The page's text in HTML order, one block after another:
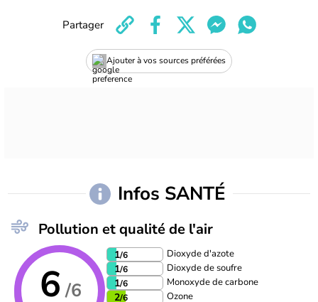
Ajouter à vos sources préférées
Partager
Infos SANTÉ
Pollution et qualité de l'air
6 /6
1/6 Dioxyde d'azote
1/6 Dioxyde de soufre
1/6 Monoxyde de carbone
2/6 Ozone